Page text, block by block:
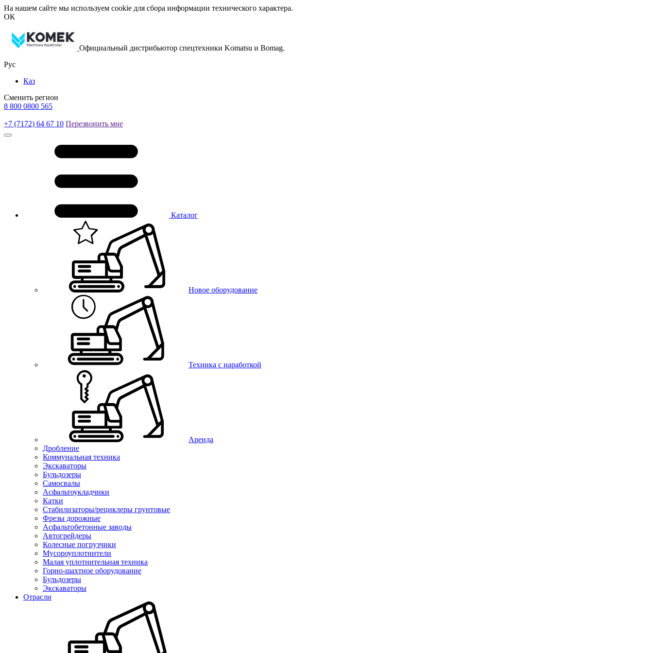
На нашем сайте мы используем cookie для сбора информации технического характера.
ОК
Официальный дистрибьютор спецтехники Komatsu и Bomag.
Рус
Каз
Сменить регион
8 800 0800 565
+7 (7172) 64 67 10 Перезвонить мне
Каталог
Новое оборудование
Техника с наработкой
Аренда
Дробление
Коммунальная техника
Экскаваторы
Бульдозеры
Самосвалы
Асфальтоукладчики
Катки
Стабилизаторы/рециклеры грунтовые
Фрезы дорожные
Асфальтобетонные заводы
Автогрейдеры
Колесные погрузчики
Мусороуплотнители
Малая уплотнительная техника
Горно-шахтное оборудование
Бульдозеры
Экскаваторы
Отрасли